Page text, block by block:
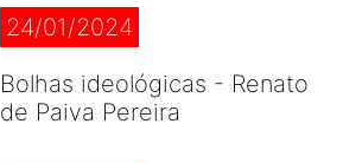
24/01/2024
Bolhas ideológicas - Renato
de Paiva Pereira